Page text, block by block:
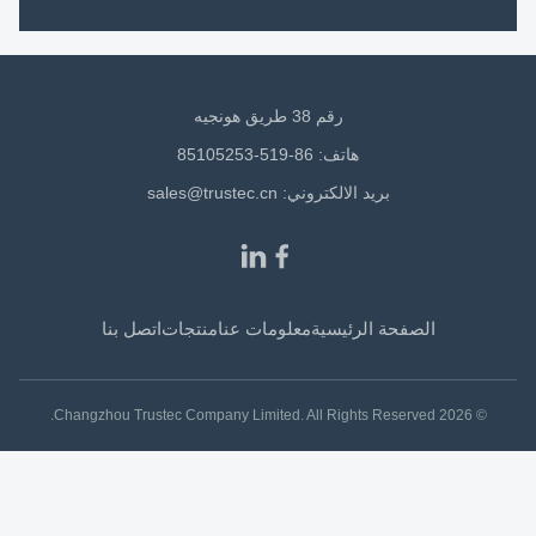
هاتف: 86-519-85105253
بريد الالكتروني: sales@trustec.cn
الصفحة الرئيسيةمعلومات عنامنتجاتاتصل بنا